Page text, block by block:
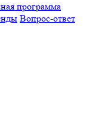
программа
Вопрос-ответ